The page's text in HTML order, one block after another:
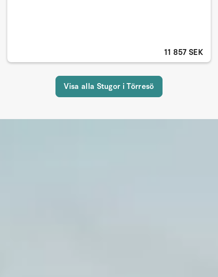
11 857 SEK
Visa alla Stugor i Törresö